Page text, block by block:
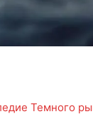
Темного